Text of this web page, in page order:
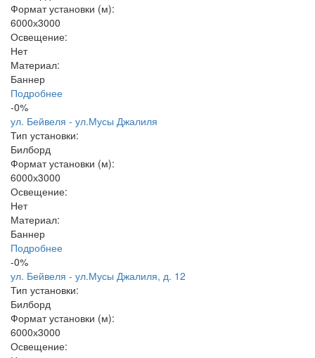
Формат установки (м):
6000х3000
Освещение:
Нет
Материал:
Баннер
Подробнее
-0%
ул. Бейвеля - ул.Мусы Джалиля
Тип установки:
Билборд
Формат установки (м):
6000х3000
Освещение:
Нет
Материал:
Баннер
Подробнее
-0%
ул. Бейвеля - ул.Мусы Джалиля, д. 12
Тип установки:
Билборд
Формат установки (м):
6000х3000
Освещение: